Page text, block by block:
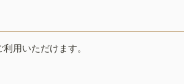
用いただけます。